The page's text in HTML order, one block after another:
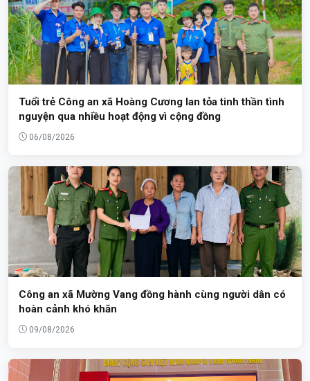
Tuổi trẻ Công an xã Hoàng Cương lan tỏa tinh thần tình
nguyện qua nhiều hoạt động vì cộng đồng
06/08/2026
Công an xã Mường Vang đồng hành cùng người dân có
hoàn cảnh khó khăn
09/08/2026